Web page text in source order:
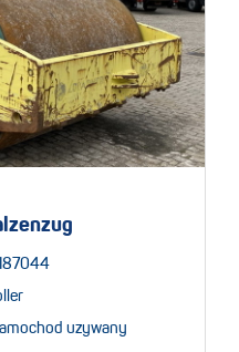
uzywany